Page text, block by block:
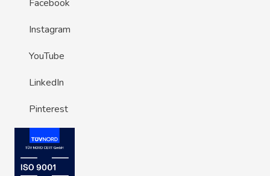
Facebook
Instagram
YouTube
LinkedIn
Pinterest